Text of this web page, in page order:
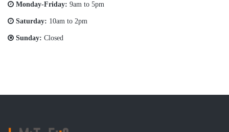
Monday-Friday: 9am to 5pm
Saturday: 10am to 2pm
Sunday: Closed